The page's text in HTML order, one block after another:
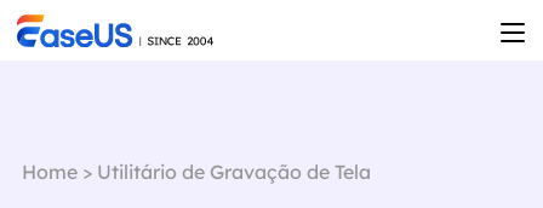
Home> Utilitário de Gravação de Tela